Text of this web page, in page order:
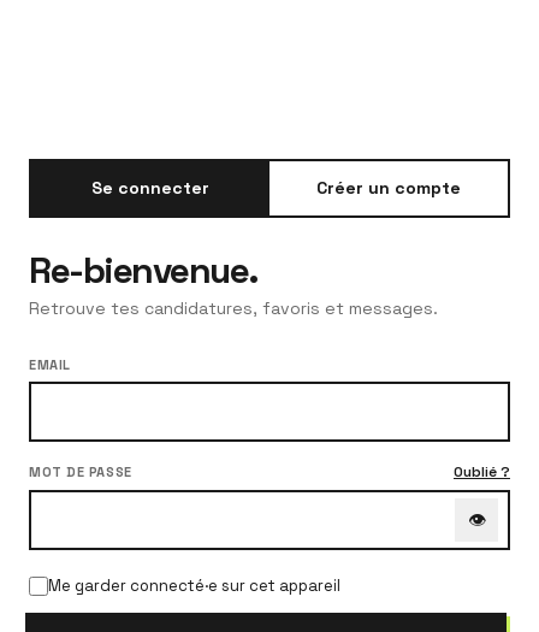
Se connecter Créer un compte
Re-bienvenue.
Retrouve tes candidatures, favoris et messages.
EMAIL
MOT DE PASSE Oublié ?
👁
Me garder connecté·e sur cet appareil